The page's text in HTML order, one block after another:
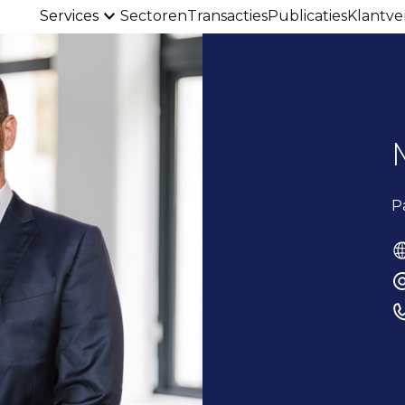
Services SectorenTransactiesPublicaties